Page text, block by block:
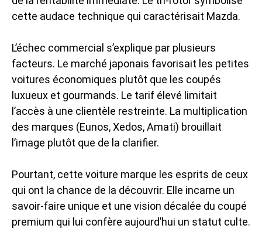
cette audace technique qui caractérisait Mazda.
L’échec commercial s’explique par plusieurs
facteurs. Le marché japonais favorisait les petites
voitures économiques plutôt que les coupés
luxueux et gourmands. Le tarif élevé limitait
l’accès à une clientèle restreinte. La multiplication
des marques (Eunos, Xedos, Amati) brouillait
l’image plutôt que de la clarifier.
Pourtant, cette voiture marque les esprits de ceux
qui ont la chance de la découvrir. Elle incarne un
savoir-faire unique et une vision décalée du coupé
premium qui lui confère aujourd’hui un statut culte.